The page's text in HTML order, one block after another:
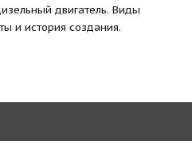
двигатель. Виды
и история создания.